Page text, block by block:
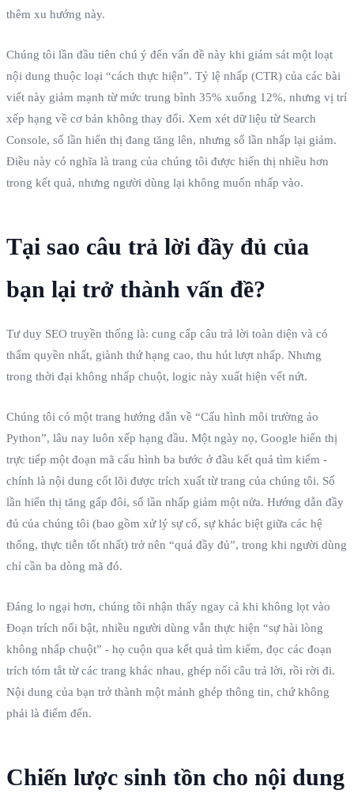
thêm xu hướng này.
Chúng tôi lần đầu tiên chú ý đến vấn đề này khi giám sát một loạt
nội dung thuộc loại “cách thực hiện”. Tỷ lệ nhấp (CTR) của các bài
viết này giảm mạnh từ mức trung bình 35% xuống 12%, nhưng vị trí
xếp hạng về cơ bản không thay đổi. Xem xét dữ liệu từ Search
Console, số lần hiển thị đang tăng lên, nhưng số lần nhấp lại giảm.
Điều này có nghĩa là trang của chúng tôi được hiển thị nhiều hơn
trong kết quả, nhưng người dùng lại không muốn nhấp vào.
Tại sao câu trả lời đầy đủ của
bạn lại trở thành vấn đề?
Tư duy SEO truyền thống là: cung cấp câu trả lời toàn diện và có
thẩm quyền nhất, giành thứ hạng cao, thu hút lượt nhấp. Nhưng
trong thời đại không nhấp chuột, logic này xuất hiện vết nứt.
Chúng tôi có một trang hướng dẫn về “Cấu hình môi trường ảo
Python”, lâu nay luôn xếp hạng đầu. Một ngày nọ, Google hiển thị
trực tiếp một đoạn mã cấu hình ba bước ở đầu kết quả tìm kiếm -
chính là nội dung cốt lõi được trích xuất từ trang của chúng tôi. Số
lần hiển thị tăng gấp đôi, số lần nhấp giảm một nửa. Hướng dẫn đầy
đủ của chúng tôi (bao gồm xử lý sự cố, sự khác biệt giữa các hệ
thống, thực tiễn tốt nhất) trở nên “quá đầy đủ”, trong khi người dùng
chỉ cần ba dòng mã đó.
Đáng lo ngại hơn, chúng tôi nhận thấy ngay cả khi không lọt vào
Đoạn trích nổi bật, nhiều người dùng vẫn thực hiện “sự hài lòng
không nhấp chuột” - họ cuộn qua kết quả tìm kiếm, đọc các đoạn
trích tóm tắt từ các trang khác nhau, ghép nối câu trả lời, rồi rời đi.
Nội dung của bạn trở thành một mảnh ghép thông tin, chứ không
phải là điểm đến.
Chiến lược sinh tồn cho nội dung